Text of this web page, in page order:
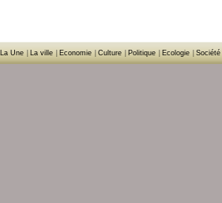
La Une La ville Economie Culture Politique Ecologie Société